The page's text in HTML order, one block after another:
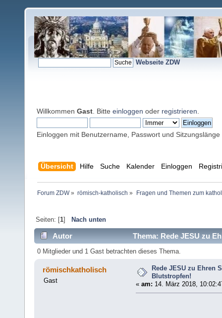
Webseite ZDW
Willkommen Gast . Bitte einloggen oder registrieren
Einloggen mit Benutzername, Passwort und Sitzungslänge
Übersicht Hilfe Suche Kalender Einloggen
Forum ZDW» römisch-katholisch » Fragen und Themen zum
Seiten: [1] Nach unten
Autor Thema: Rede JESU zu
0 Mitglieder und 1 Gast betrachten dieses Thema.
römischkatholisch
Gast
Rede JESU zu Ehren
Blutstropfen!
« am: 14. März 2018,